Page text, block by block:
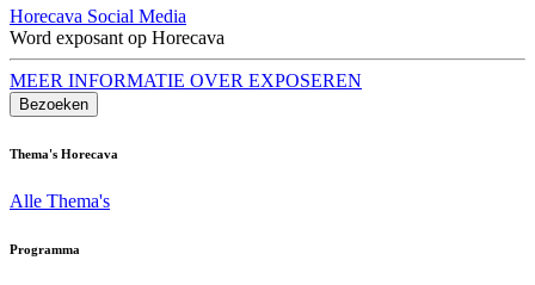
Horecava Social Media
Word exposant op Horecava
MEER INFORMATIE OVER EXPOSEREN
Bezoeken
Thema's Horecava
Alle Thema's
Programma